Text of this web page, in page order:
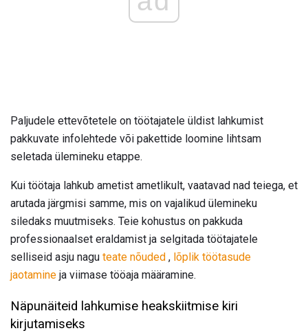
Paljudele ettevõtetele on töötajatele üldist lahkumist
pakkuvate infolehtede või pakettide loomine lihtsam
seletada ülemineku etappe.
Kui töötaja lahkub ametist ametlikult, vaatavad nad teiega, et
arutada järgmisi samme, mis on vajalikud ülemineku
siledaks muutmiseks. Teie kohustus on pakkuda
professionaalset eraldamist ja selgitada töötajatele
selliseid asju nagu teate nõuded , lõplik töötasude
jaotamine ja viimase tööaja määramine.
Näpunäiteid lahkumise heakskiitmise kiri
kirjutamiseks